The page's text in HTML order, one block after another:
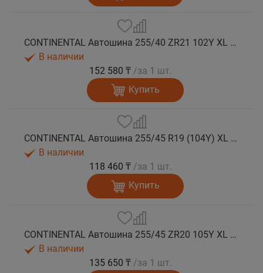
CONTINENTAL Автошина 255/40 ZR21 102Y XL FR SportContact 7 лето
В наличии
152 580 ₸ /за 1 шт.
Купить
CONTINENTAL Автошина 255/45 R19 (104Y) XL FR SportContact 7 лето
В наличии
118 460 ₸ /за 1 шт.
Купить
CONTINENTAL Автошина 255/45 ZR20 105Y XL FR SportContact 7 лето
В наличии
135 650 ₸ /за 1 шт.